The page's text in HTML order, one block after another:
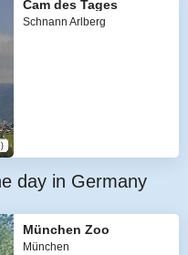
Cam des Tages
Schnann Arlberg
day in Germany
München Zoo
München